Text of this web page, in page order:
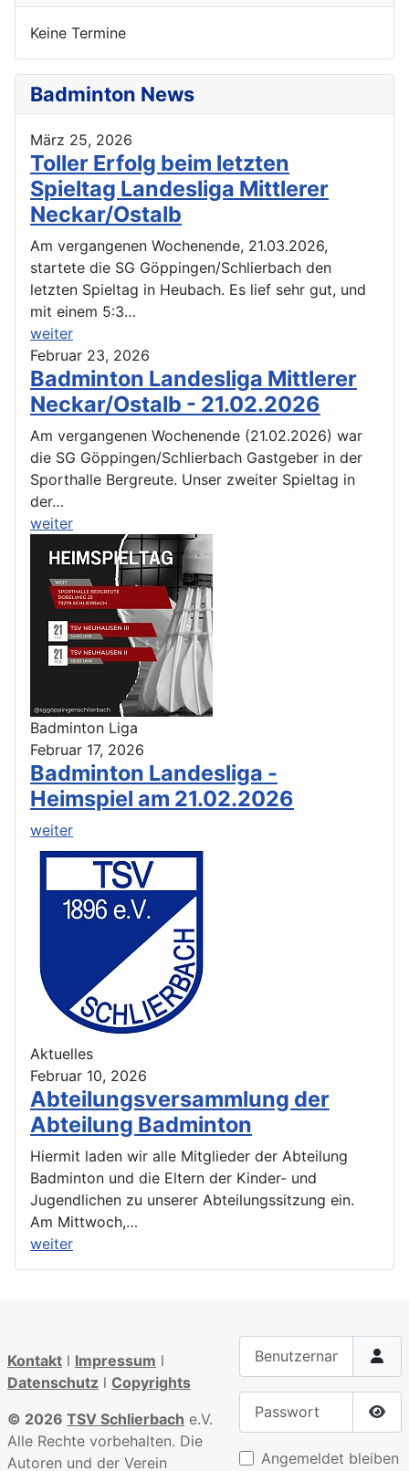
Keine Termine
Badminton News
März 25, 2026
Toller Erfolg beim letzten
Spieltag Landesliga Mittlerer
Neckar/Ostalb
Am vergangenen Wochenende, 21.03.2026,
startete die SG Göppingen/Schlierbach den
letzten Spieltag in Heubach. Es lief sehr gut, und
mit einem 5:3…
weiter
Februar 23, 2026
Badminton Landesliga Mittlerer
Neckar/Ostalb - 21.02.2026
Am vergangenen Wochenende (21.02.2026) war
die SG Göppingen/Schlierbach Gastgeber in der
Sporthalle Bergreute. Unser zweiter Spieltag in
der…
weiter
Badminton Liga
Februar 17, 2026
Badminton Landesliga -
Heimspiel am 21.02.2026
weiter
Aktuelles
Februar 10, 2026
Abteilungsversammlung der
Abteilung Badminton
Hiermit laden wir alle Mitglieder der Abteilung
Badminton und die Eltern der Kinder- und
Jugendlichen zu unserer Abteilungssitzung ein.
Am Mittwoch,…
weiter
Kontakt l Impressum l
Datenschutz l Copyrights
© 2026 TSV Schlierbach e.V.
Alle Rechte vorbehalten. Die
Autoren und der Verein
Angemeldet bleiben